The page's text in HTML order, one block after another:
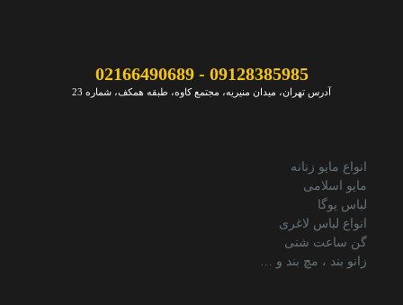
09128385985 - 02166490689
آدرس تهران، میدان منیریه، مجتمع کاوه، طبقه همکف، شماره 23
انواع مایو زنانه
مایو اسلامی
لباس یوگا
انواع لباس لاغری
گن ساعت شنی
زانو بند ، مچ بند و …